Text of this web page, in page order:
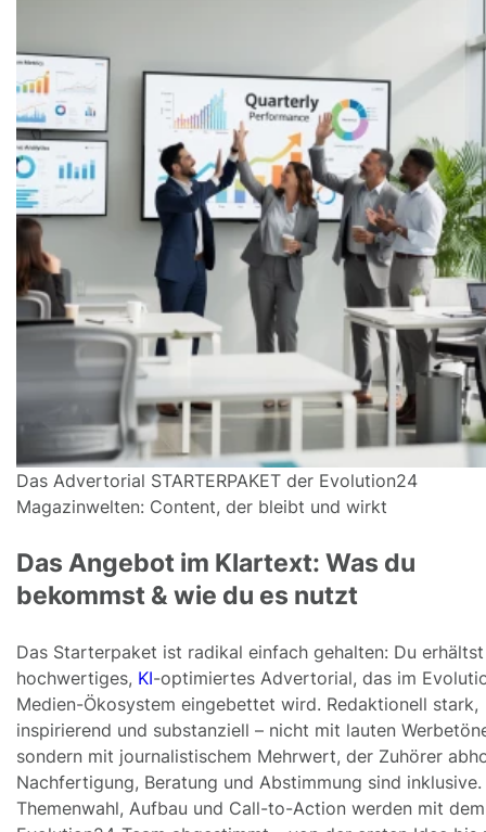
Das Advertorial STARTERPAKET der Evolution24
Magazinwelten: Content, der bleibt und wirkt
Das Angebot im Klartext: Was du
bekommst & wie du es nutzt
Das Starterpaket ist radikal einfach gehalten: Du
hochwertiges, KI-optimiertes Advertorial, das im
Medien-Ökosystem eingebettet wird. Redaktionell stark,
inspirierend und substanziell – nicht mit lauten
sondern mit journalistischem Mehrwert, der Zuhörer
Nachfertigung, Beratung und Abstimmung sind inklusive.
Themenwahl, Aufbau und Call-to-Action werden mit dem